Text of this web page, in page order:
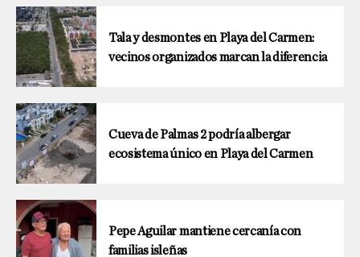
Tala y desmontes en Playa del Carmen:
vecinos organizados marcan la diferencia
Cueva de Palmas 2 podría albergar
ecosistema único en Playa del Carmen
Pepe Aguilar mantiene cercanía con
familias isleñas